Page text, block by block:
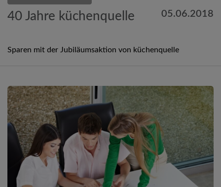
40 Jahre küchenquelle 05.06.2018
Sparen mit der Jubiläumsaktion von küchenquelle